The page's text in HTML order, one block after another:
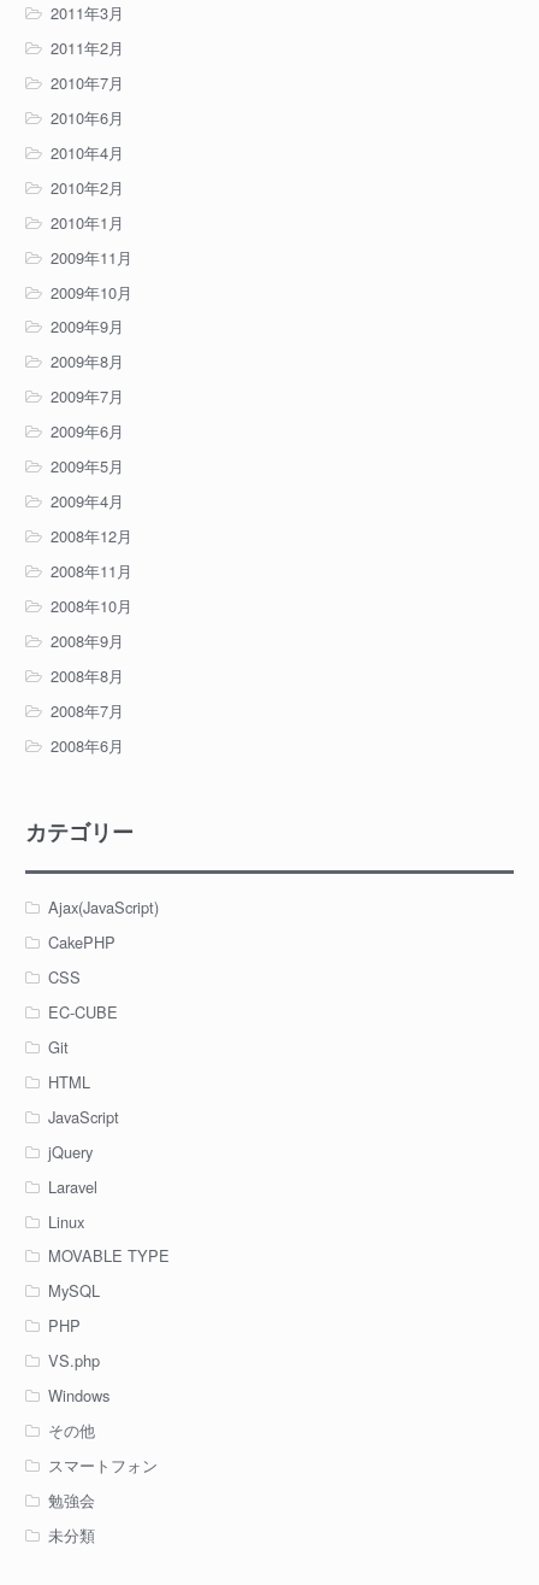
2011年3月
2011年2月
2010年7月
2010年6月
2010年4月
2010年2月
2010年1月
2009年11月
2009年10月
2009年9月
2009年8月
2009年7月
2009年6月
2009年5月
2009年4月
2008年12月
2008年11月
2008年10月
2008年9月
2008年8月
2008年7月
2008年6月
カテゴリー
Ajax(JavaScript)
CakePHP
CSS
EC-CUBE
Git
HTML
JavaScript
jQuery
Laravel
Linux
MOVABLE TYPE
MySQL
PHP
VS.php
Windows
その他
スマートフォン
勉強会
未分類